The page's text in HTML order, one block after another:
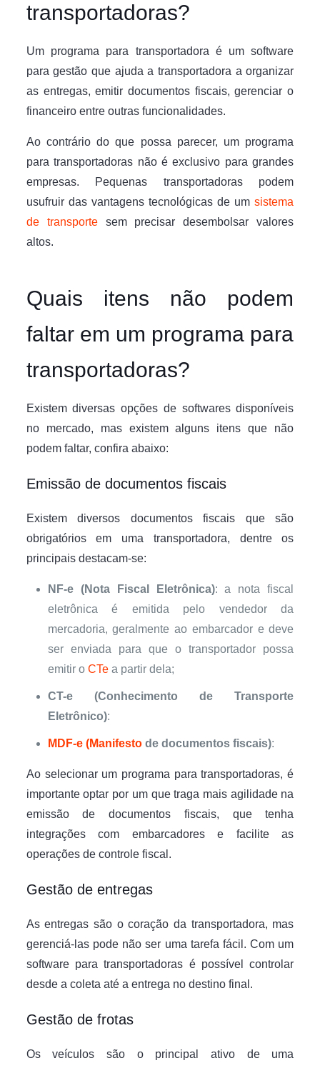
transportadoras?
Um programa para transportadora é um software
para gestão que ajuda a transportadora a organizar
as entregas, emitir documentos fiscais, gerenciar o
financeiro entre outras funcionalidades.
Ao contrário do que possa parecer, um programa
para transportadoras não é exclusivo para grandes
empresas. Pequenas transportadoras podem
usufruir das vantagens tecnológicas de umsistema
de transportesem precisar desembolsar valores
altos.
Quais itens não podem
faltar em um programa para
transportadoras?
Existem diversas opções de softwares disponíveis
no mercado, mas existem alguns itens que não
podem faltar, confira abaixo:
Emissão de documentos fiscais
Existem diversos documentos fiscais que são
obrigatórios em uma transportadora, dentre os
principais destacam-se:
NF-e (Nota Fiscal Eletrônica): a nota fiscal
eletrônica é emitida pelo vendedor da
mercadoria, geralmente ao embarcador e deve
ser enviada para que o transportador possa
emitir o CTea partir dela;
CT-e (Conhecimento de Transporte
Eletrônico):
MDF-e (Manifestode documentos fiscais):
Ao selecionar um programa para transportadoras, é
importante optar por um que traga mais agilidade na
emissão de documentos fiscais, que tenha
integrações com embarcadores e facilite as
operações de controle fiscal.
Gestão de entregas
As entregas são o coração da transportadora, mas
gerenciá-las pode não ser uma tarefa fácil. Com um
software para transportadoras é possível controlar
desde a coleta até a entrega no destino final.
Gestão de frotas
Os veículos são o principal ativo de uma